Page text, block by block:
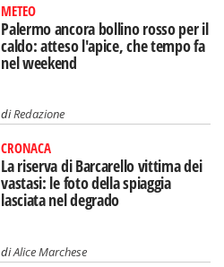
METEO
Palermo ancora bollino rosso per il
caldo: atteso l'apice, che tempo fa
nel weekend
diRedazione
CRONACA
La riserva di Barcarello vittima dei
vastasi: le foto della spiaggia
lasciata nel degrado
diAlice Marchese